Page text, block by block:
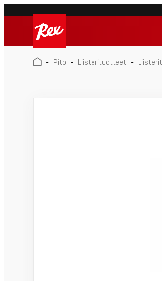
Skip
content
Rex
Rex
- Pito - Liisterituotteet - Liisterit